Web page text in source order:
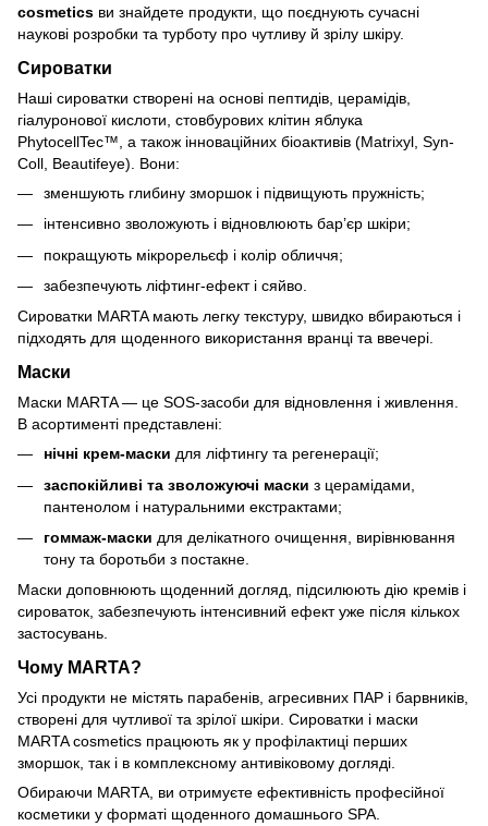
cosmetics ви знайдете продукти, що поєднують сучасні
наукові розробки та турботу про чутливу й зрілу шкіру.
Сироватки
Наші сироватки створені на основі пептидів, церамідів,
гіалуронової кислоти, стовбурових клітин яблука
PhytocellTec™, а також інноваційних біоактивів (Matrixyl, Syn-
Coll, Beautifeye). Вони:
зменшують глибину зморшок і підвищують пружність;
інтенсивно зволожують і відновлюють бар’єр шкіри;
покращують мікрорельєф і колір обличчя;
забезпечують ліфтинг-ефект і сяйво.
Сироватки MARTA мають легку текстуру, швидко вбираються і
підходять для щоденного використання вранці та ввечері.
Маски
Маски MARTA — це SOS-засоби для відновлення і живлення.
В асортименті представлені:
нічні крем-маски для ліфтингу та регенерації;
заспокійливі та зволожуючі маски з церамідами,
пантенолом і натуральними екстрактами;
гоммаж-маски для делікатного очищення, вирівнювання
тону та боротьби з постакне.
Маски доповнюють щоденний догляд, підсилюють дію кремів і
сироваток, забезпечують інтенсивний ефект уже після кількох
застосувань.
Чому MARTA?
Усі продукти не містять парабенів, агресивних ПАР і барвників,
створені для чутливої та зрілої шкіри. Сироватки і маски
MARTA cosmetics працюють як у профілактиці перших
зморшок, так і в комплексному антивіковому догляді.
Обираючи MARTA, ви отримуєте ефективність професійної
косметики у форматі щоденного домашнього SPA.